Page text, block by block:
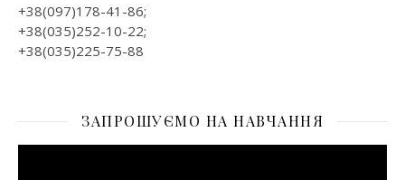
+38(097)178-41-86;
+38(035)252-10-22;
+38(035)225-75-88
ЗАПРОШУЄМО НА НАВЧАННЯ
Відеопрогравач